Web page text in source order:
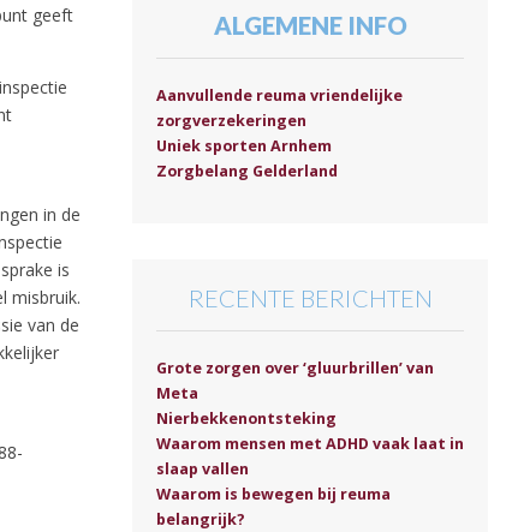
geeft
in de
is
misbruik.
van de
ALGEMENE INFO
Aanvullende reuma vriendelijke
zorgverzekeringen
Uniek sporten Arnhem
Zorgbelang Gelderland
RECENTE BERICHTEN
Grote zorgen over ‘gluurbrillen’ van
Meta
Nierbekkenontsteking
Waarom mensen met ADHD vaak laat in
slaap vallen
Waarom is bewegen bij reuma
belangrijk?